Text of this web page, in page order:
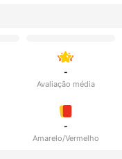
-
Avaliação média
-
Amarelo/Vermelho